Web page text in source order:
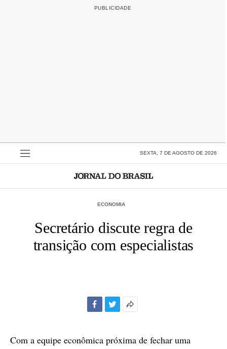
SEXTA, 7 DE AGOSTO DE 2026
ECONOMIA
Secretário discute regra de
transição com especialistas
compartilhamento
Com a equipe econômica próxima de fechar uma